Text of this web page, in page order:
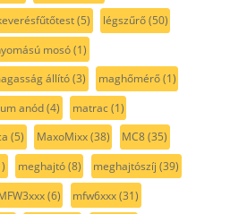
(5) légszűrő(50)
mosó(1)
állító(3) maghőmérő(1)
anód(4) matrac(1)
(5) MaxoMixx(38) MC8(35)
meghajtó(8) meghajtószíj (39)
(6) mfw6xxx(31)